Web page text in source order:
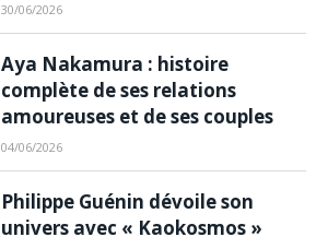
30/06/2026
Aya Nakamura : histoire
complète de ses relations
amoureuses et de ses couples
04/06/2026
Philippe Guénin dévoile son
univers avec « Kaokosmos »